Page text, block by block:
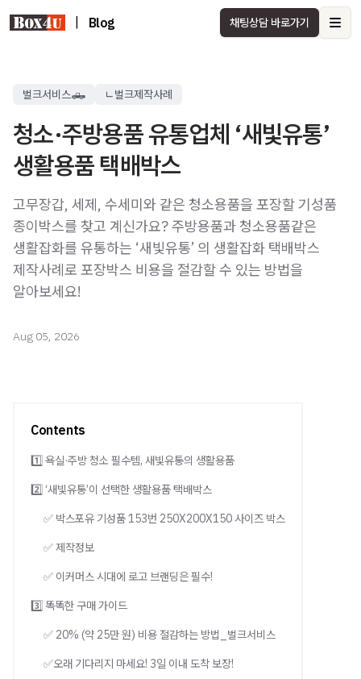
Blog 채팅상담 바로가기
벌크서비스🛻 ㄴ벌크제작사례
청소·주방용품 유통업체 ‘새빛유통’
생활용품 택배박스
고무장갑, 세제, 수세미와 같은 청소용품을 포장할 기성품
종이박스를 찾고 계신가요? 주방용품과 청소용품같은
생활잡화를 유통하는 ‘새빛유통’ 의 생활잡화 택배박스
제작사례로 포장박스 비용을 절감할 수 있는 방법을
알아보세요!
Aug 05, 2026
Contents
1️⃣ 욕실·주방 청소 필수템, 새빛유통의 생활용품
2️⃣ ‘새빛유통’이 선택한 생활용품 택배박스
✅ 박스포유 기성품 153번 250X200X150 사이즈 박스
✅ 제작정보
✅ 이커머스 시대에 로고 브랜딩은 필수!
3️⃣ 똑똑한 구매 가이드
✅ 20% (약 25만 원) 비용 절감하는 방법_벌크서비스
✅오래 기다리지 마세요! 3일 이내 도착 보장!